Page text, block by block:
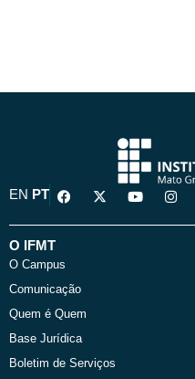
EN PT
F
a
e
o
k
X
-
w
Y
o
t
I
n
t
O IFMT
O Campus
Comunicação
Quem é Quem
Base Jurídica
Boletim de Serviços